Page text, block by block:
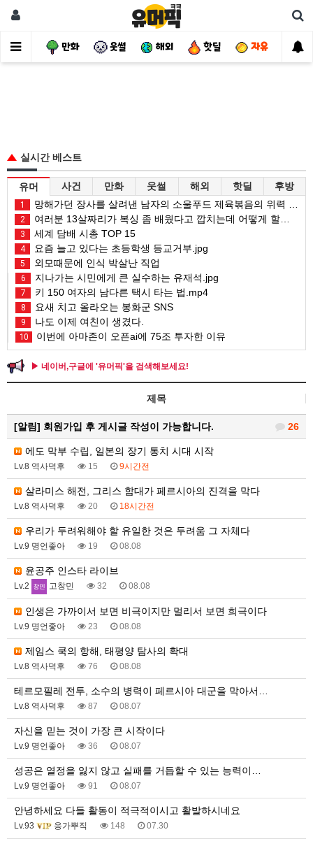
사건 만화 웃썰 해외 핫딜 자유
실시간 베스트
유머 사건 만화 웃썰 해외 핫딜 후방
1 망해가던 장사를 살려낸 남자의 소울푸드 제육볶음의 위력 ㅋㅋ
2 여러분 13살짜리가 복싱 좀 배웠다고 깝치는데 어떻게 할까요?
3 세계 담배 시총 TOP 15
4 요즘 늘고 있다는 초등학생 등교거부.jpg
5 외모때문에 인식 박살난 직업
6 지나가는 시민에게 큰 실수하는 유재석.jpg
7 키 150 여자의 남다른 택시 타는 법.mp4
8 요새 치고 올라오는 봉화군 SNS
9 나도 이제 여친이 생겼다.
10 이번에 아마존이 오픈ai에 75조 투자한 이유
▶ 네이버,구글에 '유머픽'을 검색해보세요!
제목
26
[알림] 회원가입 후 게시글 작성이 가능합니다.
에도 막부 수립, 일본의 장기 통치 시대 시작
Lv.8 역사덕후 15 9시간전
살라미스 해전, 그리스 함대가 페르시아의 진격을 막다
Lv.8 역사덕후 20 18시간전
우리가 두려워해야 할 유일한 것은 두려움 그 자체다
Lv.9 명언좋아 19 08.08
윤공주 인스타 라이브
Lv.2 고창민 32 08.08
인생은 가까이서 보면 비극이지만 멀리서 보면 희극이다
Lv.9 명언좋아 23 08.08
제임스 쿡의 항해, 태평양 탐사의 확대
Lv.8 역사덕후 76 08.08
테르모필레 전투, 소수의 병력이 페르시아 대군을 막아서…
Lv.8 역사덕후 87 08.07
자신을 믿는 것이 가장 큰 시작이다
Lv.9 명언좋아 36 08.07
성공은 열정을 잃지 않고 실패를 거듭할 수 있는 능력이…
Lv.9 명언좋아 91 08.07
안녕하세요 다들 활동이 적극적이시고 활발하시네요
Lv.93 응가뿌직 148 07.30